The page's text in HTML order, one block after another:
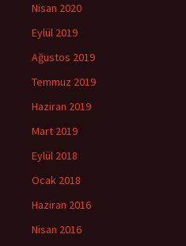
Nisan 2020
Eylül 2019
Ağustos 2019
Temmuz 2019
Haziran 2019
Mart 2019
Eylül 2018
Ocak 2018
Haziran 2016
Nisan 2016